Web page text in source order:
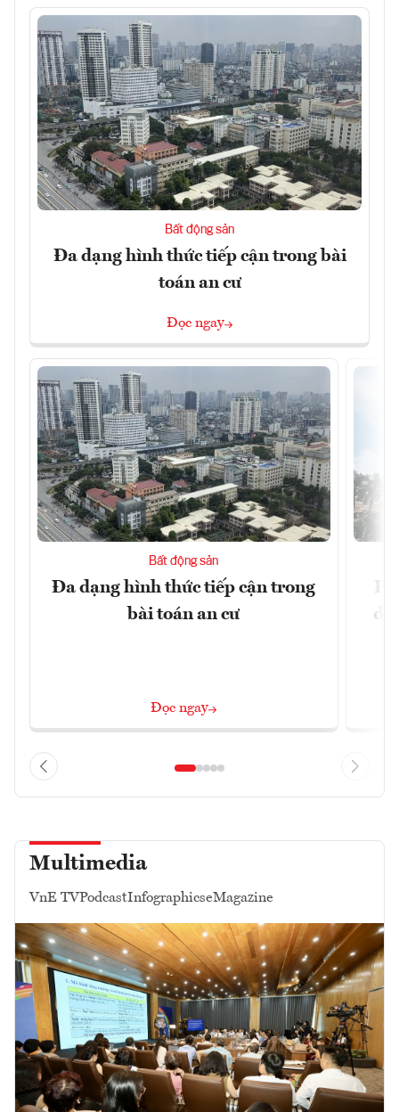
Bất động sản
Đa dạng hình thức tiếp cận trong bài
toán an cư
Đọc ngay
Bất động sản
Đa dạng hình thức tiếp cận trong
bài toán an cư
Đọc ngay
Multimedia
VnE TVPodcastInfographicseMagazine